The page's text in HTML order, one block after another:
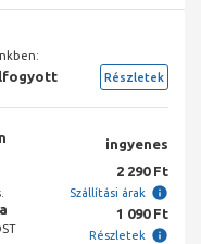
Részletek
ingyenes
2 290 Ft
Szállítási árak
1 090 Ft
Részletek